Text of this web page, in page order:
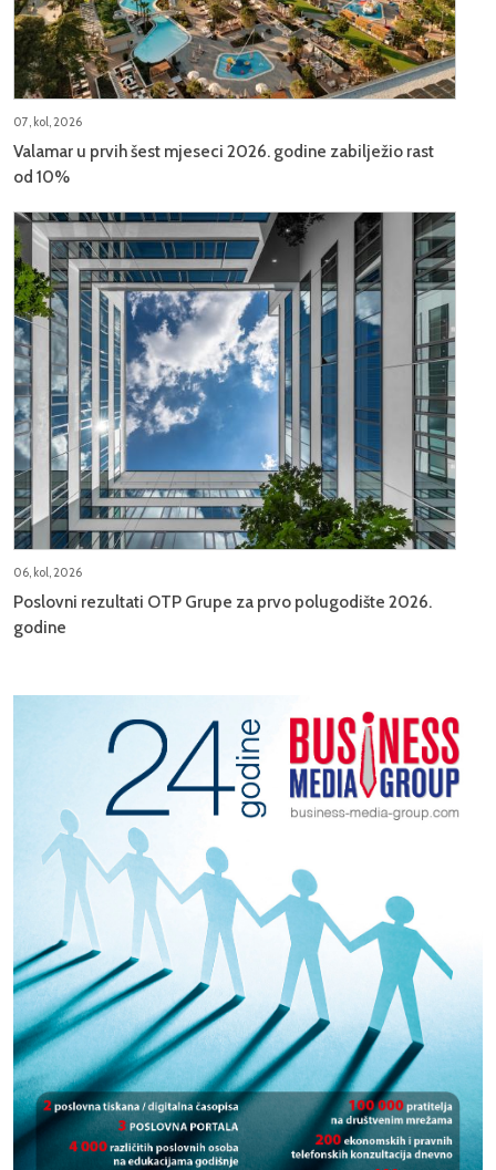
07, kol, 2026
Valamar u prvih šest mjeseci 2026. godine zabilježio rast
od 10%
06, kol, 2026
Poslovni rezultati OTP Grupe za prvo polugodište 2026.
godine